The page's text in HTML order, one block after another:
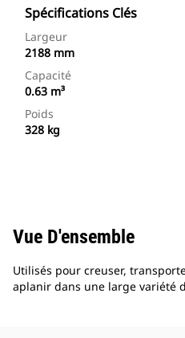
Spécifications Clés
Largeur
2188 mm
Capacité
0.63 m³
Poids
328 kg
Vue D'ensemble
Utilisés pour creuser,
aplanir dans une large variété